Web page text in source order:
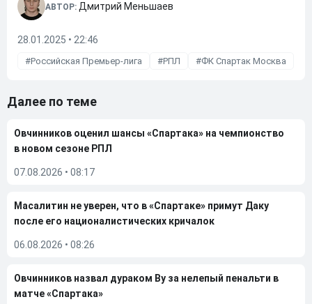
АВТОР: Дмитрий Меньшаев
28.01.2025 • 22:46
Российская Премьер-лига РПЛ ФК Спартак Москва
Далее по теме
Овчинников оценил шансы «Спартака» на чемпионство
в новом сезоне РПЛ
07.08.2026 • 08:17
Масалитин не уверен, что в «Спартаке» примут Даку
после его националистических кричалок
06.08.2026 • 08:26
Овчинников назвал дураком Ву за нелепый пенальти в
матче «Спартака»